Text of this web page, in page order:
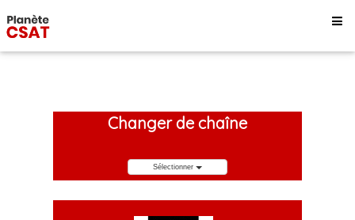
Changer de chaîne
Sélectionner